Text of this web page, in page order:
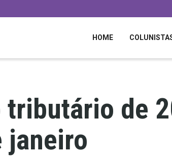
HOME
tributário de
janeiro